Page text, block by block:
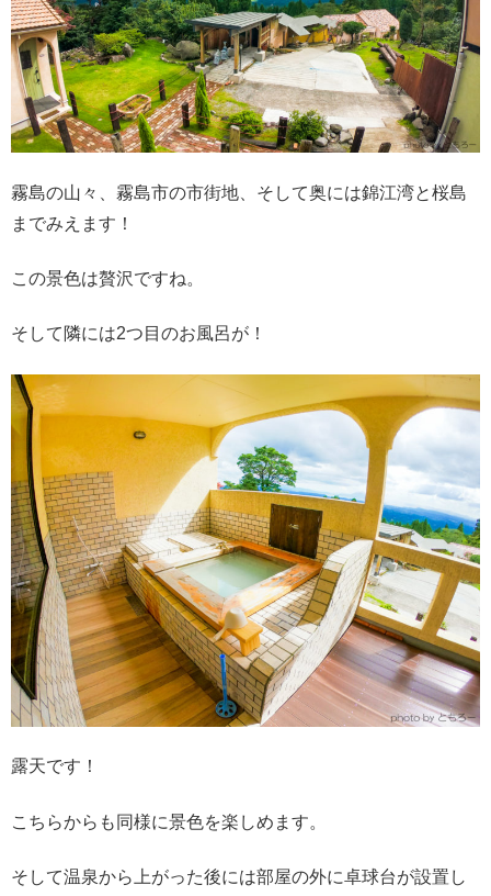
霧島の山々、霧島市の市街地、そして奥には錦江湾と桜島
までみえます！
この景色は贅沢ですね。
そして隣には2つ目のお風呂が！
露天です！
こちらからも同様に景色を楽しめます。
そして温泉から上がった後には部屋の外に卓球台が設置し